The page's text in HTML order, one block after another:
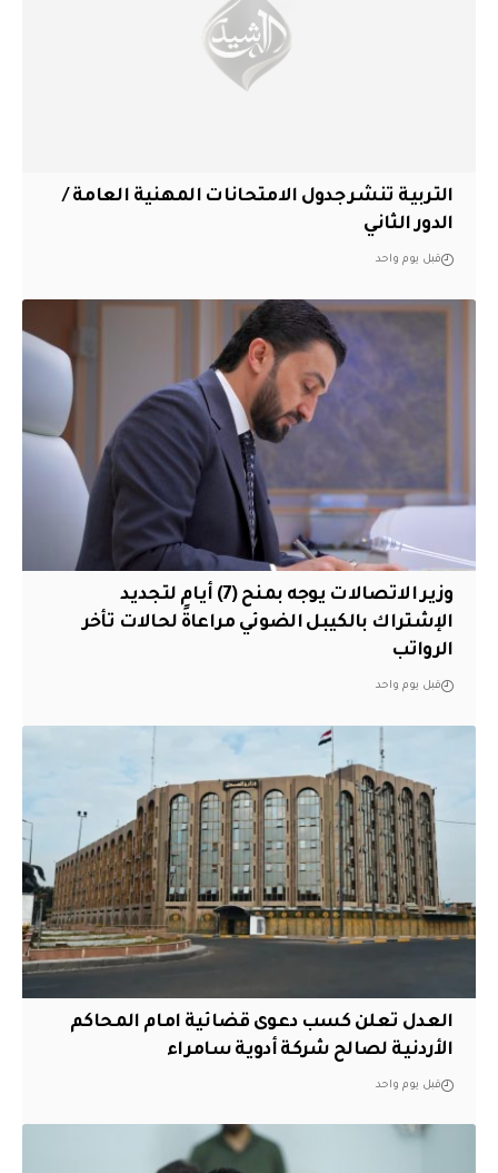
التربية تنشر جدول الامتحانات المهنية العامة /
الدور الثاني
قبل يوم واحد
وزير الاتصالات يوجه بمنح (7) أيام لتجديد
الإشتراك بالكيبل الضوئي مراعاةً لحالات تأخر
الرواتب
قبل يوم واحد
العدل تعلن كسب دعوى قضائية امام المحاكم
الأردنية لصالح شركة أدوية سامراء
قبل يوم واحد